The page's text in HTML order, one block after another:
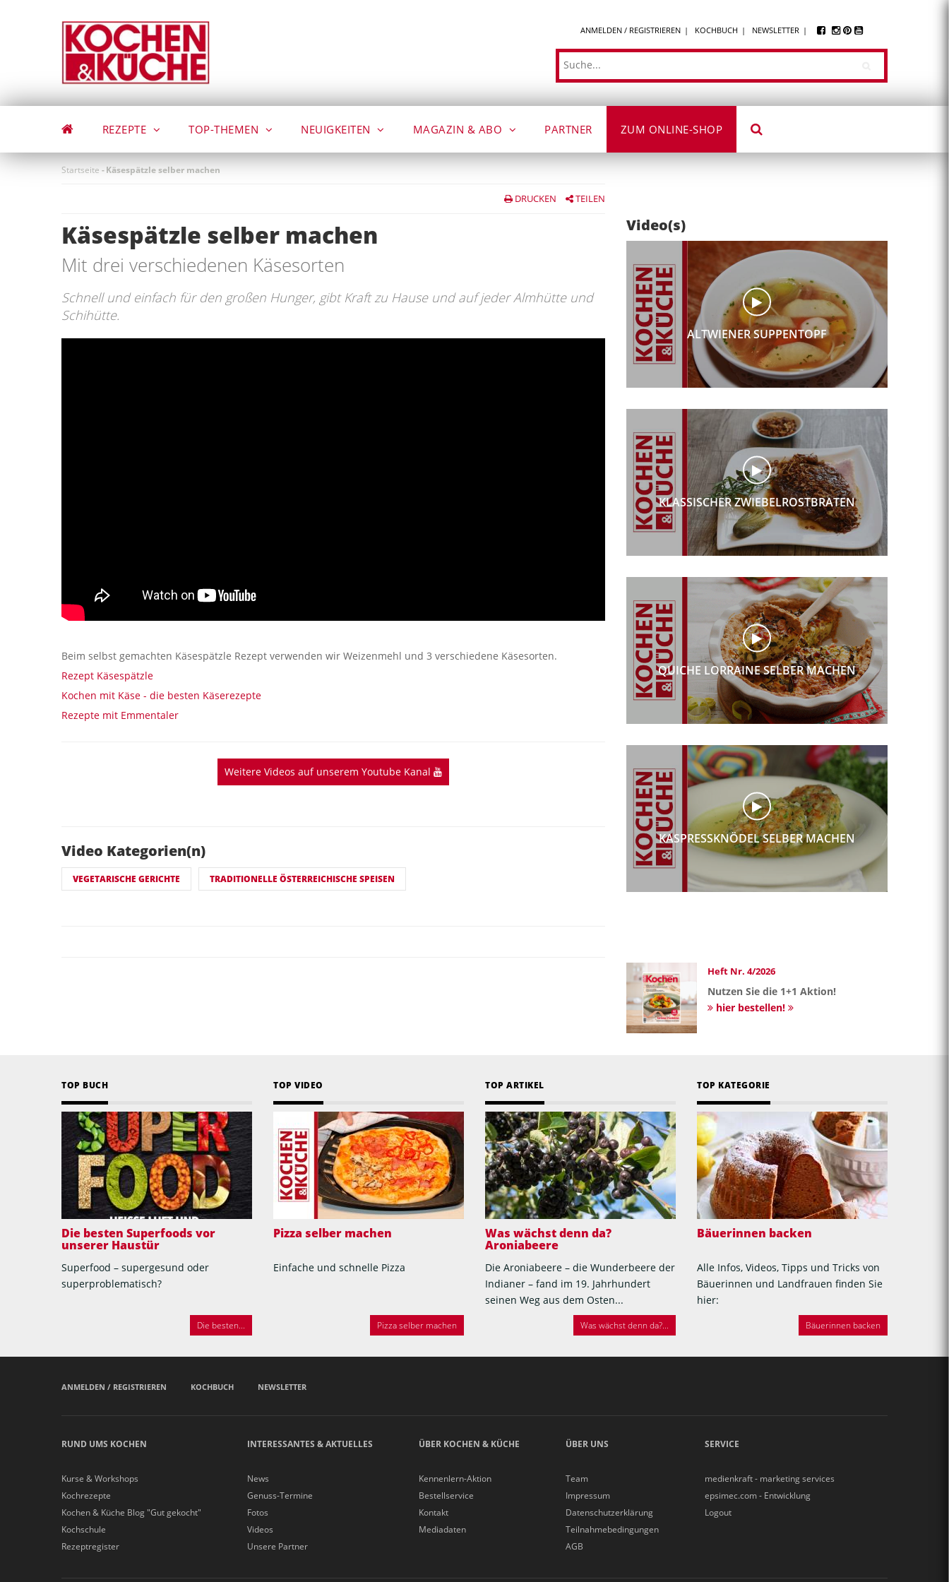
ANMELDEN / REGISTRIEREN KOCHBUCH NEWSLETTER
Suche
REZEPTE TOP-THEMEN NEUIGKEITEN MAGAZIN & ABO PARTNER ZUM ONLINE-SHOP
Startseite -Käsespätzle selber machen
DRUCKEN TEILEN
Käsespätzle selber machen
Mit drei verschiedenen Käsesorten
Schnell und einfach für den großen Hunger, gibt Kraft zu Hause und auf jeder Almhütte und
Schihütte.
Beim selbst gemachten Käsespätzle Rezept verwenden wir Weizenmehl und 3 verschiedene Käsesorten.
Rezept Käsespätzle
Kochen mit Käse - die besten Käserezepte
Rezepte mit Emmentaler
Weitere Videos auf unserem Youtube Kanal
Video Kategorien(n)
VEGETARISCHE GERICHTE TRADITIONELLE ÖSTERREICHISCHE SPEISEN
Video(s)
ALTWIENER SUPPENTOPF
KLASSISCHER ZWIEBELROSTBRATEN
QUICHE LORRAINE SELBER MACHEN
KASPRESSKNÖDEL SELBER MACHEN
Heft Nr. 4/2026
Nutzen Sie die 1+1 Aktion!
hier bestellen!
TOP BUCH
Die besten Superfoods vor
unserer Haustür
Superfood – supergesund oder
superproblematisch?
Die besten...
TOP VIDEO
Pizza selber machen
Einfache und schnelle Pizza
Pizza selber machen
TOP ARTIKEL
Was wächst denn da?
Aroniabeere
Die Aroniabeere – die Wunderbeere der
Indianer – fand im 19. Jahrhundert
seinen Weg aus dem Osten...
Was wächst denn da?...
TOP KATEGORIE
Bäuerinnen backen
Alle Infos, Videos, Tipps und Tricks von
Bäuerinnen und Landfrauen finden Sie
hier:
Bäuerinnen backen
ANMELDEN / REGISTRIEREN KOCHBUCH NEWSLETTER
RUND UMS KOCHEN
Kurse & Workshops
Kochrezepte
Kochen & Küche Blog "Gut gekocht"
Kochschule
Rezeptregister
INTERESSANTES & AKTUELLES
News
Genuss-Termine
Fotos
Videos
Unsere Partner
ÜBER KOCHEN & KÜCHE
Kennenlern-Aktion
Bestellservice
Kontakt
Mediadaten
ÜBER UNS
Team
Impressum
Datenschutzerklärung
Teilnahmebedingungen
AGB
SERVICE
medienkraft - marketing services
epsimec.com - Entwicklung
Logout